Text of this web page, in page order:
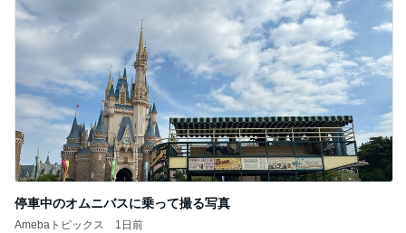
停車中のオムニバスに乗って撮る写真
Amebaトピックス 1日前